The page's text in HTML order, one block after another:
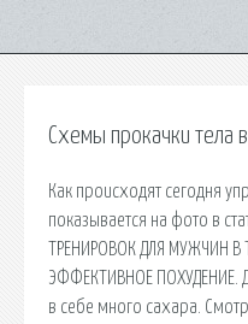
Схемы прокачки тела
Как происходят сегодня
показывается на фото в
ТРЕНИРОВОК ДЛЯ МУЖЧИН
ЭФФЕКТИВНОЕ ПОХУДЕНИЕ.
в себе много сахара.